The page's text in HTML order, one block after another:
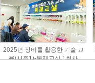
2025년 장비를 활용한 기술 교
육(시즌1)-봉제교실 1회차